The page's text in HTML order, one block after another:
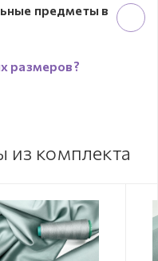
предметы в
размеров?
комплекта